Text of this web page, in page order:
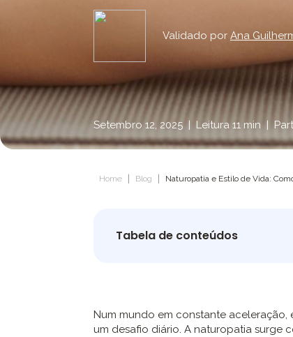
Validado por Ana
Setembro 12, 2025 | Leitura 11 min |
Home | Blog | Naturopatia e Estilo de Vida:
Tabela de conteúdos
Num mundo em constante
um desafio diário. A naturopatia surge